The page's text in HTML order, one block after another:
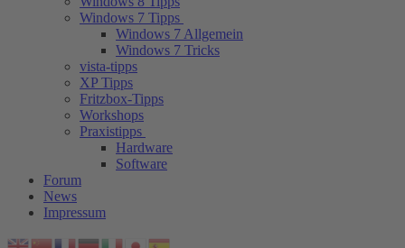
Windows 7 Tipps
Windows 7 Allgemein
Windows 7 Tricks
vista-tipps
XP Tipps
Fritzbox-Tipps
Workshops
Praxistipps
Hardware
Software
Forum
News
Impressum